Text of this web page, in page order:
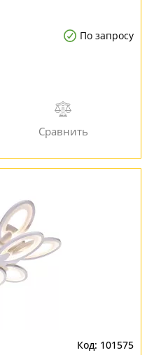
По запросу
101575